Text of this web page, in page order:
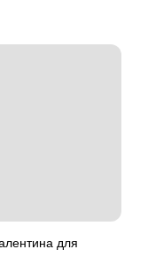
для